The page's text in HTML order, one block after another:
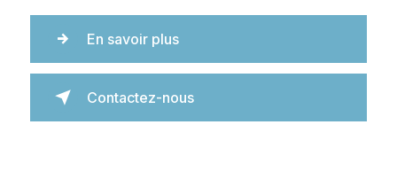
En savoir plus
Contactez-nous